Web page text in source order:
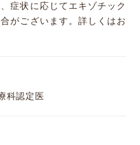
症状に応じてエキゾチック
がございます。詳しくはお
科認定医